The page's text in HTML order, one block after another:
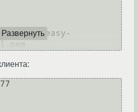
easy-
Развернуть